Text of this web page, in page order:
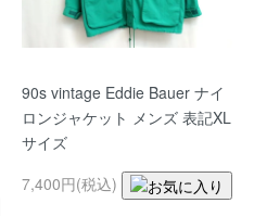
90s vintage Eddie Bauer ナイ
ロンジャケット メンズ 表記XL
サイズ
7,400円(税込)